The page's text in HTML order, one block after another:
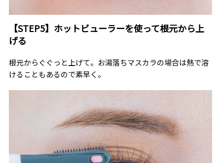
【STEP5】ホットビューラーを使って根元から上
げる
根元からぐぐっと上げて。お湯落ちマスカラの場合は熱で溶
けることもあるので素早く。